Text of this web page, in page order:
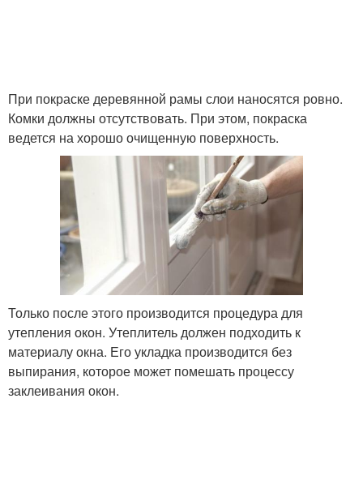
При покраске деревянной рамы слои наносятся ровно.
Комки должны отсутствовать. При этом, покраска
ведется на хорошо очищенную поверхность.
Только после этого производится процедура для
утепления окон. Утеплитель должен подходить к
материалу окна. Его укладка производится без
выпирания, которое может помешать процессу
заклеивания окон.